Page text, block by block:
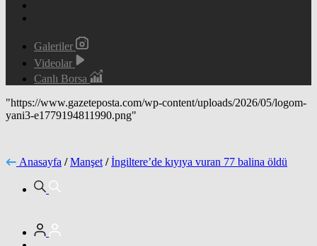
Galeriler
Videolar
Canlı Borsa
"https://www.gazeteposta.com/wp-content/uploads/2026/05/logom-
yani3-e1779194811990.png"
Anasayfa / Manşet / İngiltere’de kıyıya vuran 77 balina öldü